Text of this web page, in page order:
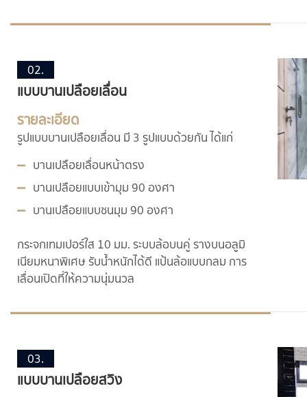
02.
แบบบานเปลือยเลื่อน
รายละเอียด
รูปแบบบานเปลือยเลื่อน มี 3 รูปแบบด้วยกัน ได้แก่
บานเปลือยเลื่อนหน้าตรง
บานเปลือยแบบเข้ามุม 90 องศา
บานเปลือยแบบชนมุม 90 องศา
กระจกเทมเปอร์ใส 10 มม. ระบบล้อบนคู่ รางบนอลูมิ
เนียมหนาพิเศษ รับน้ำหนักได้ดี แป้นล้อแบบกลม การ
เลื่อนเปิดที่ให้ความนุ่มนวล
03.
แบบบานเปลือยสวิง